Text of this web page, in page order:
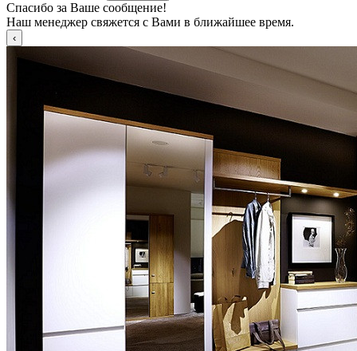
Спасибо за Ваше сообщение!
Наш менеджер свяжется с Вами в ближайшее время.